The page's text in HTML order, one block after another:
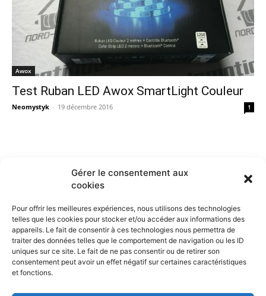
Gérer le consentement aux
cookies
Pour offrir les meilleures expériences, nous utilisons des technologies
telles que les cookies pour stocker et/ou accéder aux informations des
appareils. Le fait de consentir à ces technologies nous permettra de
traiter des données telles que le comportement de navigation ou les ID
uniques sur ce site. Le fait de ne pas consentir ou de retirer son
consentement peut avoir un effet négatif sur certaines caractéristiques
et fonctions.
Awox
Test Ruban LED Awox SmartLight Couleur
Neomystyk - 19 décembre 2016 1